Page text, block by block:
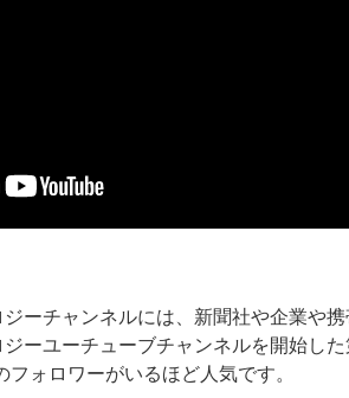
ーチャンネルには、新聞社や企業や
ーユーチューブチャンネルを開始し
ォロワーがいるほど人気です。